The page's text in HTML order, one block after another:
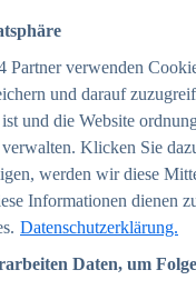
Partner verwenden
und darauf
und die Website
Klicken Sie
werden wir diese
Informationen dienen
Datenschutzerklärung.
Daten, um